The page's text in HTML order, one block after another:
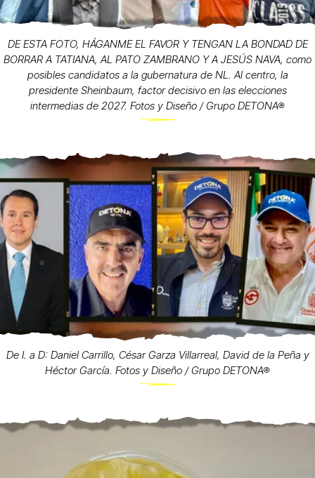
DE ESTA FOTO, HÁGANME EL FAVOR Y TENGAN LA BONDAD DE
BORRAR A TATIANA, AL PATO ZAMBRANO Y A JESÚS NAVA, como
posibles candidatos a la gubernatura de NL. Al centro, la
presidente Sheinbaum, factor decisivo en las elecciones
intermedias de 2027. Fotos y Diseño / Grupo DETONA®
De I. a D: Daniel Carrillo, César Garza Villarreal, David de la Peña y
Héctor García. Fotos y Diseño / Grupo DETONA®